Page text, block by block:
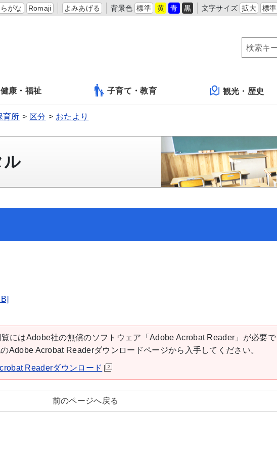
がな Romaji よみあげる 背景色 標準 黄 青 黒 文字サイズ 拡大 標準
健康・福祉 子育て・教育 観光・歴史
育所 区分 おたより
ル
にはAdobe社の無償のソフトウェア「Adobe Acrobat Reader」が必要で
Adobe Acrobat Readerダウンロードページから入手してください。
Readerダウンロード
前のページへ戻る